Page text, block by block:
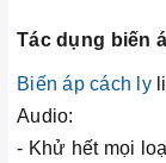
Tác dụng biến
Biến áp cách ly
Audio:
- Khử hết mọi